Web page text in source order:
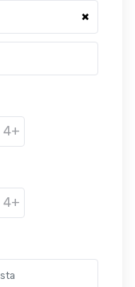
×
4+
4+